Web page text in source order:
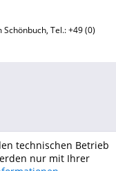
Tel.: +49 (0)
technischen Betrieb
nur mit Ihrer